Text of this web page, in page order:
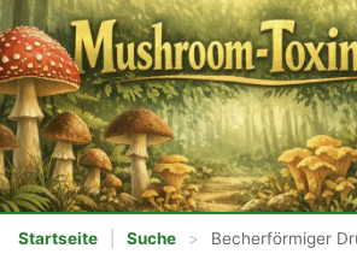
Startseite Suche > Becherförmiger